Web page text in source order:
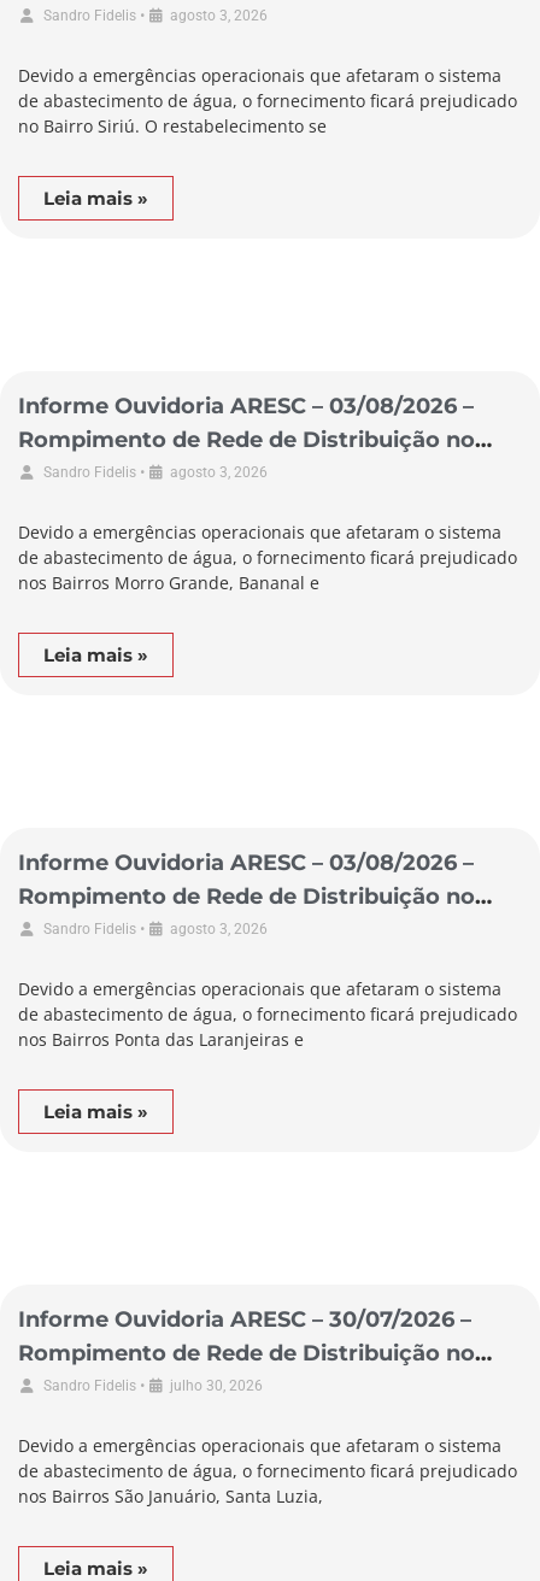
Município de Garopaba
Sandro Fidelis • agosto 3, 2026
Devido a emergências operacionais que afetaram o sistema
de abastecimento de água, o fornecimento ficará prejudicado
no Bairro Siriú. O restabelecimento se
Leia mais »
Informe Ouvidoria ARESC – 03/08/2026 –
Rompimento de Rede de Distribuição no
Município de Laguna
Sandro Fidelis • agosto 3, 2026
Devido a emergências operacionais que afetaram o sistema
de abastecimento de água, o fornecimento ficará prejudicado
nos Bairros Morro Grande, Bananal e
Leia mais »
Informe Ouvidoria ARESC – 03/08/2026 –
Rompimento de Rede de Distribuição no
Município de Pescaria Brava
Sandro Fidelis • agosto 3, 2026
Devido a emergências operacionais que afetaram o sistema
de abastecimento de água, o fornecimento ficará prejudicado
nos Bairros Ponta das Laranjeiras e
Leia mais »
Informe Ouvidoria ARESC – 30/07/2026 –
Rompimento de Rede de Distribuição no
Município de Braço do Norte
Sandro Fidelis • julho 30, 2026
Devido a emergências operacionais que afetaram o sistema
de abastecimento de água, o fornecimento ficará prejudicado
nos Bairros São Januário, Santa Luzia,
Leia mais »